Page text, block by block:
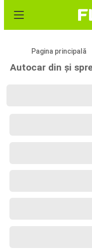
Pagina principală
Autocar din și